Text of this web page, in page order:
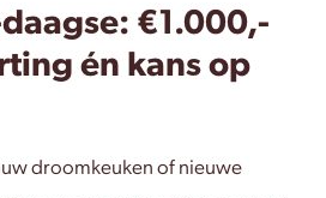
€1.000,-
én kans op
droomkeuken of nieuwe